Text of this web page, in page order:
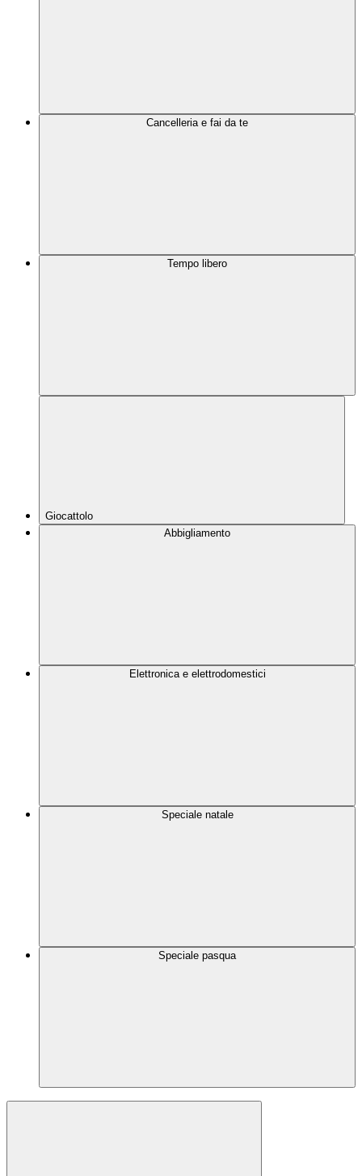
Cancelleria e fai da te
Tempo libero
Giocattolo
Abbigliamento
Elettronica e elettrodomestici
Speciale natale
Speciale pasqua